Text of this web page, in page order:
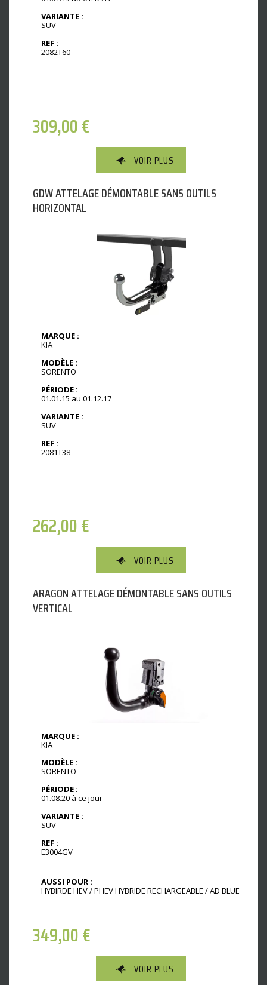
VARIANTE :
SUV
REF :
2082T60
309,00€
VOIR PLUS
GDW ATTELAGE DÉMONTABLE SANS OUTILS
HORIZONTAL
MARQUE :
KIA
MODÈLE :
SORENTO
PÉRIODE :
01.01.15 au 01.12.17
VARIANTE :
SUV
REF :
2081T38
262,00€
VOIR PLUS
ARAGON ATTELAGE DÉMONTABLE SANS OUTILS
VERTICAL
MARQUE :
KIA
MODÈLE :
SORENTO
PÉRIODE :
01.08.20 à ce jour
VARIANTE :
SUV
REF :
E3004GV
AUSSI POUR :
HYBIRDE HEV / PHEV HYBRIDE RECHARGEABLE / AD BLUE
349,00€
VOIR PLUS